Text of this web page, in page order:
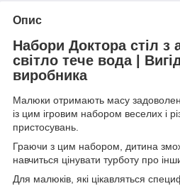
Опис
Набори Доктора стіл з
світло тече вода |
виробника
Малюки отримають масу
із цим ігровим набором веселих і
пристосувань.
Граючи з цим набором, дитина
навчиться цінувати турботу про
Для малюків, які цікавляться